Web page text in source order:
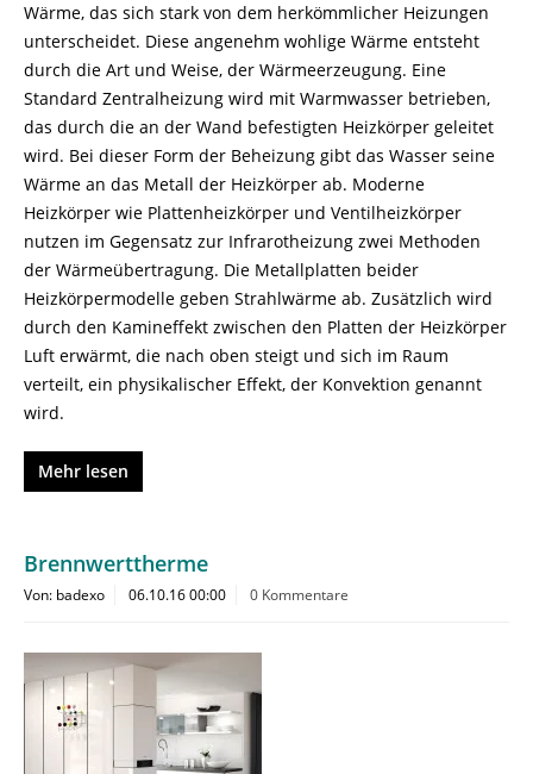
Wärme, das sich stark von dem herkömmlicher Heizungen
unterscheidet. Diese angenehm wohlige Wärme entsteht
durch die Art und Weise, der Wärmeerzeugung. Eine
Standard Zentralheizung wird mit Warmwasser betrieben,
das durch die an der Wand befestigten Heizkörper geleitet
wird. Bei dieser Form der Beheizung gibt das Wasser seine
Wärme an das Metall der Heizkörper ab. Moderne
Heizkörper wie Plattenheizkörper und Ventilheizkörper
nutzen im Gegensatz zur Infrarotheizung zwei Methoden
der Wärmeübertragung. Die Metallplatten beider
Heizkörpermodelle geben Strahlwärme ab. Zusätzlich wird
durch den Kamineffekt zwischen den Platten der Heizkörper
Luft erwärmt, die nach oben steigt und sich im Raum
verteilt, ein physikalischer Effekt, der Konvektion genannt
wird.
Mehr lesen
Brennwerttherme
Von: badexo 06.10.16 00:00 0 Kommentare